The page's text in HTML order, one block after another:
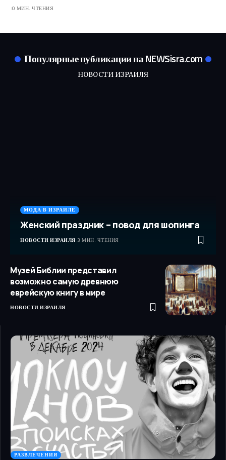
0 МИН. ЧТЕНИЯ
Популярные публикации на NEWSisra.com
НОВОСТИ ИЗРАИЛЯ
МОДА В ИЗРАИЛЕ
Женский праздник – повод для шопинга
НОВОСТИ ИЗРАИЛЯ 3 МИН. ЧТЕНИЯ
Музей Библии представил
возможно самую древнюю
еврейскую книгу в мире
НОВОСТИ ИЗРАИЛЯ
РАЗВЛЕЧЕНИЯ